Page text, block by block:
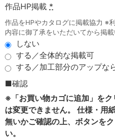
作品HP掲載 *
作品をHPやカタログに掲載協力 ※
内容に御了承をいただいてから掲載
しない
する／全体的な掲載可
する／加工部分のアップな
■確認
※「お買い物カゴに追加」を
は変更できません。 仕様・用
無いかご確認の上、ボタンを
い。